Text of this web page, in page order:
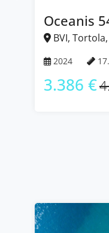
Sun
BVI,
2022
2.786 €